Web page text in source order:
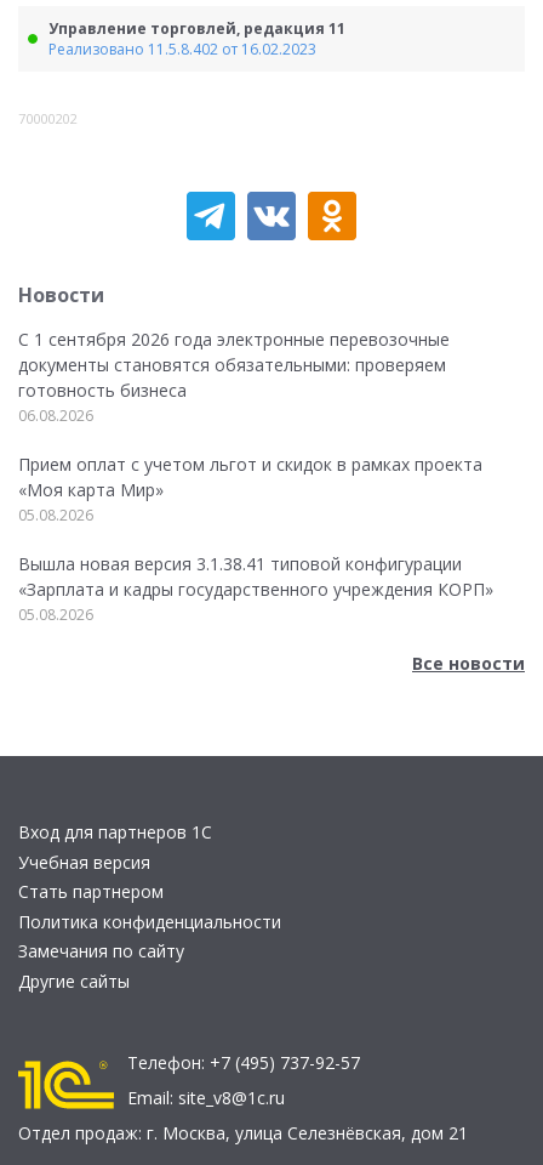
Управление торговлей, редакция 11
Реализовано 11.5.8.402 от 16.02.2023
70000202
Новости
С 1 сентября 2026 года электронные перевозочные
документы становятся обязательными: проверяем
готовность бизнеса
06.08.2026
Прием оплат с учетом льгот и скидок в рамках проекта
«Моя карта Мир»
05.08.2026
Вышла новая версия 3.1.38.41 типовой конфигурации
«Зарплата и кадры государственного учреждения КОРП»
05.08.2026
Все новости
Вход для партнеров 1С
Учебная версия
Стать партнером
Политика конфиденциальности
Замечания по сайту
Другие сайты
Телефон: +7 (495) 737-92-57
Email: site_v8@1c.ru
Отдел продаж: г. Москва, улица Селезнёвская, дом 21